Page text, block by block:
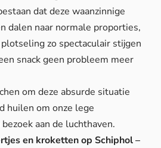
dat deze waanzinnige
dalen naar normale proporties,
zo spectaculair stijgen
snack geen probleem meer
om deze absurde situatie
huilen om onze lege
aan de luchthaven.
en kroketten op Schiphol –